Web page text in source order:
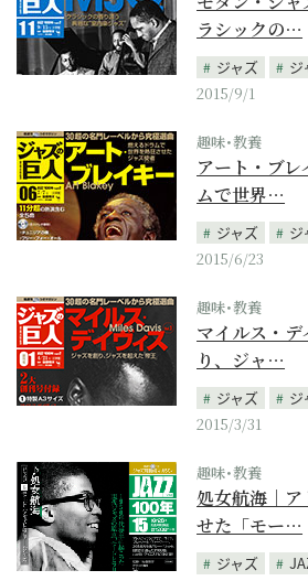
ラシックの…
ジャズ
ジ
2015/9/1
趣味･教養
アート・ブ
ムで世界…
ジャズ
ジ
2015/6/23
趣味･教養
マイルス・
り、ジャ…
ジャズ
ジ
2015/3/31
趣味･教養
処女航海｜ア
せた「モー…
ジャズ